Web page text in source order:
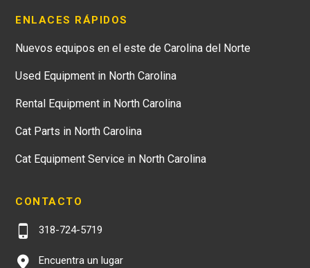
ENLACES RÁPIDOS
Nuevos equipos en el este de Carolina del Norte
Used Equipment in North Carolina
Rental Equipment in North Carolina
Cat Parts in North Carolina
Cat Equipment Service in North Carolina
CONTACTO
318-724-5719
Encuentra un lugar